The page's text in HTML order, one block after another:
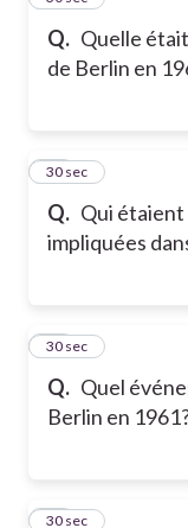
Q. Quelle
de Berlin en
Q. Qui étaient
impliquées
17
30 sec
Q. Quel
Berlin en
18
30 sec
19
30 sec